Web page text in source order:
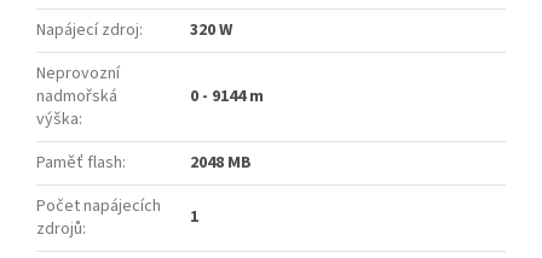
Napájecí zdroj:
320 W
Neprovozní
nadmořská
výška:
0 - 9144 m
Paměť flash:
2048 MB
Počet napájecích
zdrojů: 1